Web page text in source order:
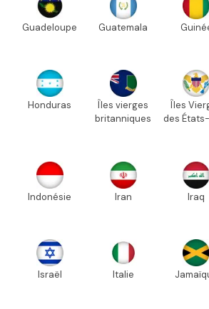
Guadeloupe Guatemala
Honduras
Îles vierges
britanniques
Îles
des
Indonésie Iran Iraq
Israël Italie